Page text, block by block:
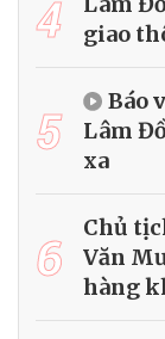
4
giao
5
Báo
Lâm
xa
6
Chủ
Văn
hàng